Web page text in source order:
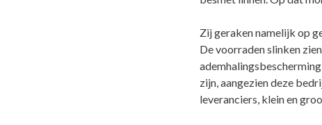
Zij geraken namelijk op
De voorraden slinken
zijn, aangezien deze
leveranciers, klein en